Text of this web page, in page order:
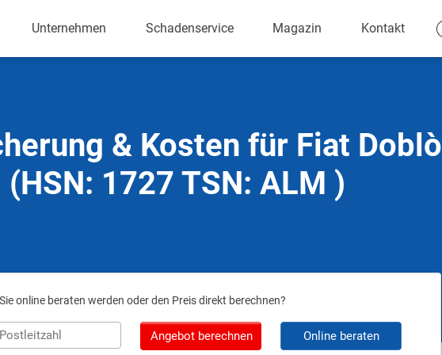
Unternehmen Schadenservice Magazin Kontakt
& Kosten für Fiat Doblò
(HSN: 1727 TSN: ALM )
online beraten werden oder den Preis direkt berechnen?
Angebot berechnen Online beraten